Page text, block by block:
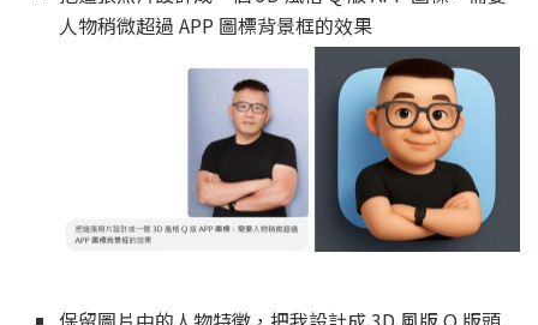
人物稍微超過 APP 圖標背景框的效果